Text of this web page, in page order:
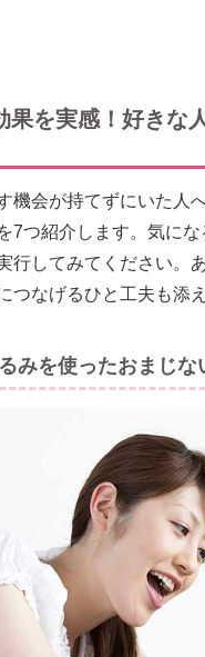
果を実感！好きな
機会が持てずにいた人
7つ紹介します。気にな
行してみてください。
つなげるひと工夫も添
みを使ったおまじな